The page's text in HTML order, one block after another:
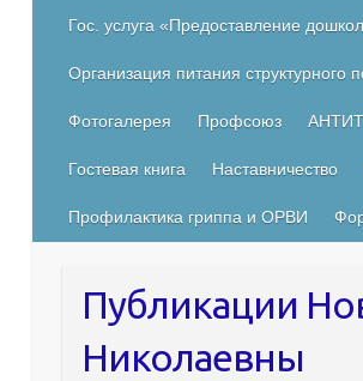
Гос. услуга «Предоставление
Организация питания структурного
Фотогалерея Профсоюз
Гостевая книга Наставничество
Профилактика гриппа и ОРВИ
Публикации
Николаевны